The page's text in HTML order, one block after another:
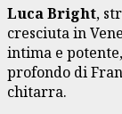
Luca Bright,
cresciuta in
intima e
profondo di
chitarra.